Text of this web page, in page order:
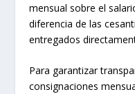
mensual sobre el
diferencia de las
entregados
Para garantizar
consignaciones